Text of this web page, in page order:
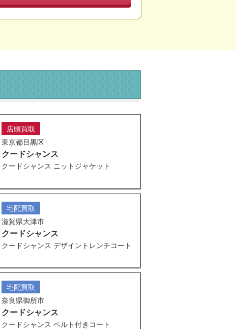
店頭買取
東京都目黒区
クードシャンス
クードシャンス ニットジャケット
宅配買取
滋賀県大津市
クードシャンス
クードシャンス デザイントレンチコート
宅配買取
奈良県御所市
クードシャンス
クードシャンス ベルト付きコート